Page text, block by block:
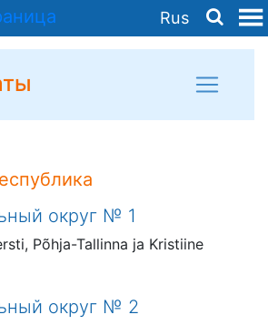
Rus
округ № 1
Põhja-Tallinna ja Kristiine
округ № 2